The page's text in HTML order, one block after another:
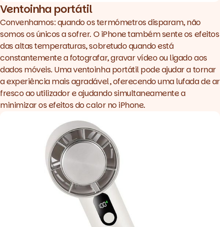
Ventoinha portátil
Convenhamos: quando os termómetros disparam, não
somos os únicos a sofrer. O iPhone também sente os efeitos
das altas temperaturas, sobretudo quando está
constantemente a fotografar, gravar vídeo ou ligado aos
dados móveis. Uma ventoinha portátil pode ajudar a tornar
a experiência mais agradável, oferecendo uma lufada de ar
fresco ao utilizador e ajudando simultaneamente a
minimizar os efeitos do calor no iPhone.